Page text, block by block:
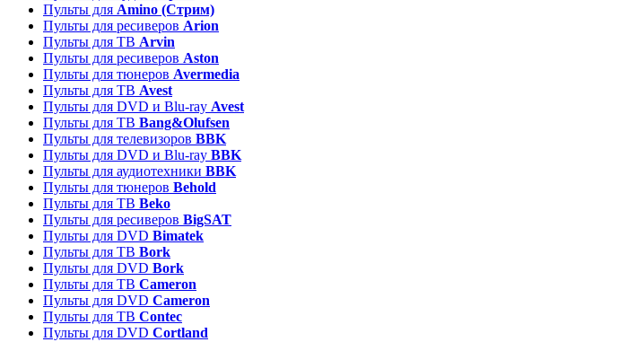
Пульты для Amino (Стрим)
Пульты для ресиверов Arion
Пульты для ТВ Arvin
Пульты для ресиверов Aston
Пульты для тюнеров Avermedia
Пульты для ТВ Avest
Пульты для DVD и Blu-ray Avest
Пульты для ТВ Bang&Olufsen
Пульты для телевизоров BBK
Пульты для DVD и Blu-ray BBK
Пульты для аудиотехники BBK
Пульты для тюнеров Behold
Пульты для ТВ Beko
Пульты для ресиверов BigSAT
Пульты для DVD Bimatek
Пульты для ТВ Bork
Пульты для DVD Bork
Пульты для ТВ Cameron
Пульты для DVD Cameron
Пульты для ТВ Contec
Пульты для DVD Cortland